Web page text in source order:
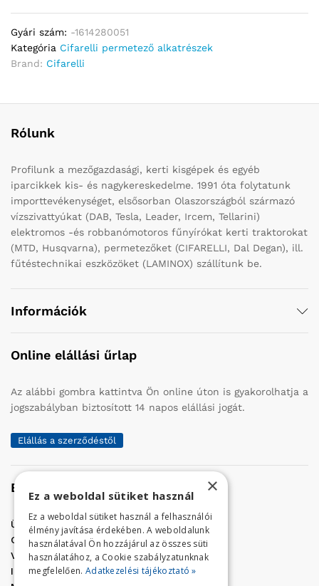
Gyári szám: -1614280051
Kategória Cifarelli permetező alkatrészek
Brand: Cifarelli
Rólunk
Profilunk a mezőgazdasági, kerti kisgépek és egyéb
iparcikkek kis- és nagykereskedelme. 1991 óta folytatunk
importtevékenységet, elsősorban Olaszországból származó
vízszivattyúkat (DAB, Tesla, Leader, Ircem, Tellarini)
elektromos -és robbanómotoros fűnyírókat kerti traktorokat
(MTD, Husqvarna), permetezőket (CIFARELLI, Dal Degan), ill.
fűtéstechnikai eszközöket (LAMINOX) szállítunk be.
Információk
Online elállási űrlap
Az alábbi gombra kattintva Ön online úton is gyakorolhatja a
jogszabályban biztosított 14 napos elállási jogát.
Elállás a szerződéstől
Elérhetőség
Üzletünk címe:
Szolnok, Vércse út 17.
Golf Center Áruház:06 (56) 423-324
VÁR-Kert Áruház: 06 (56) 429-771
Iroda:06 (56) 421-857
×
Ez a weboldal sütiket használ
Ez a weboldal sütiket használ a felhasználói
élmény javítása érdekében. A weboldalunk
használatával Ön hozzájárul az összes süti
használatához, a Cookie szabályzatunknak
megfelelően. Adatkezelési tájékoztató »